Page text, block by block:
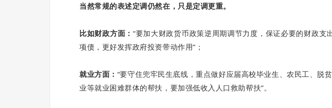
当然常规的表述定调仍然在，只是定调更重。
比如财政方面： “要加大财政货币政策逆周期调节力度，保证必要的财政支
项债，更好发挥政府投资带动作用”；
就业方面： “要守住兜牢民生底线，重点做好应届高校毕业生、农民工、脱
业等就业困难群体的帮扶，要加强低收入人口救助帮扶”。